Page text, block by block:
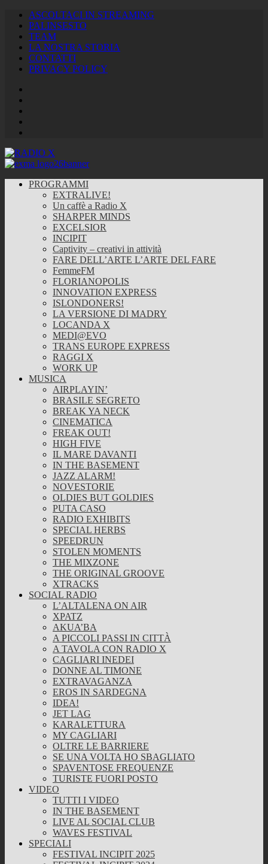
ASCOLTACI IN STREAMING
PALINSESTO
TEAM
LA NOSTRA STORIA
CONTATTI
PRIVACY POLICY
PROGRAMMI
EXTRALIVE!
Un caffè a Radio X
SHARPER MINDS
EXCELSIOR
INCIPIT
Captivity – creativi in attività
FARE DELL’ARTE L’ARTE DEL FARE
FemmeFM
FLORIANOPOLIS
INNOVATION EXPRESS
ISLONDONERS!
LA VERSIONE DI MADRY
LOCANDA X
MEDI@EVO
TRANS EUROPE EXPRESS
RAGGI X
WORK UP
MUSICA
AIRPLAYIN’
BRASILE SEGRETO
BREAK YA NECK
CINEMATICA
FREAK OUT!
HIGH FIVE
IL MARE DAVANTI
IN THE BASEMENT
JAZZ ALARM!
NOVESTORIE
OLDIES BUT GOLDIES
PUTA CASO
RADIO EXHIBITS
SPECIAL HERBS
SPEEDRUN
STOLEN MOMENTS
THE MIXZONE
THE ORIGINAL GROOVE
XTRACKS
SOCIAL RADIO
L’ALTALENA ON AIR
XPATZ
AKUA’BA
A PICCOLI PASSI IN CITTÀ
A TAVOLA CON RADIO X
CAGLIARI INEDEI
DONNE AL TIMONE
EXTRAVAGANZA
EROS IN SARDEGNA
IDEA!
JET LAG
KARALETTURA
MY CAGLIARI
OLTRE LE BARRIERE
SE UNA VOLTA HO SBAGLIATO
SPAVENTOSE FREQUENZE
TURISTE FUORI POSTO
VIDEO
TUTTI I VIDEO
IN THE BASEMENT
LIVE AL SOCIAL CLUB
WAVES FESTIVAL
SPECIALI
FESTIVAL INCIPIT 2025